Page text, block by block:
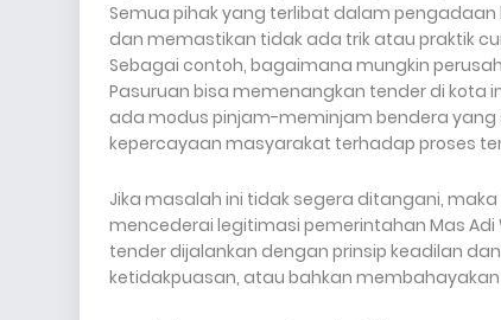
Semua pihak yang terlibat dalam
dan memastikan tidak ada trik atau praktik
Sebagai contoh, bagaimana mungkin
Pasuruan bisa memenangkan tender di kota
ada modus pinjam-meminjam bendera
kepercayaan masyarakat terhadap proses
Jika masalah ini tidak segera ditangani,
mencederai legitimasi pemerintahan Mas
tender dijalankan dengan prinsip keadilan
ketidakpuasan, atau bahkan